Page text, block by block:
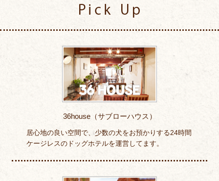
36house（サブローハウス）
居心地の良い空間で、少数の犬をお預かりする24時間
ケージレスのドッグホテルを運営してます。